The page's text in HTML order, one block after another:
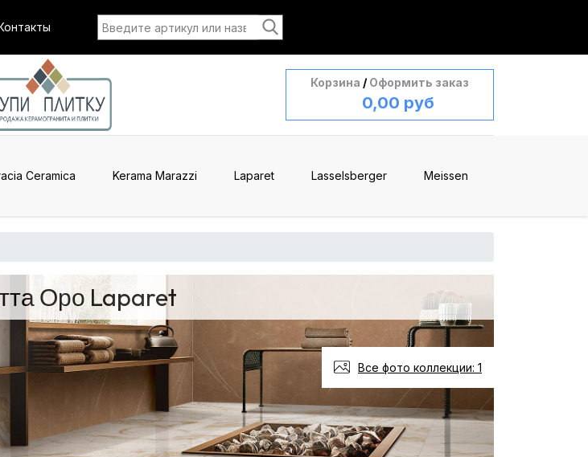
Корзина / Оформить заказ
0,00 руб
Ceramica Kerama Marazzi Laparet Lasselsberger Meissen
Оро Laparet
Все фото коллекции: 1